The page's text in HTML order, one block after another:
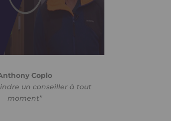
Coplo
un conseiller à tout
moment”